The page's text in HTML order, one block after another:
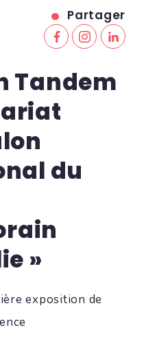
Partager
Tandem
du
»
exposition de